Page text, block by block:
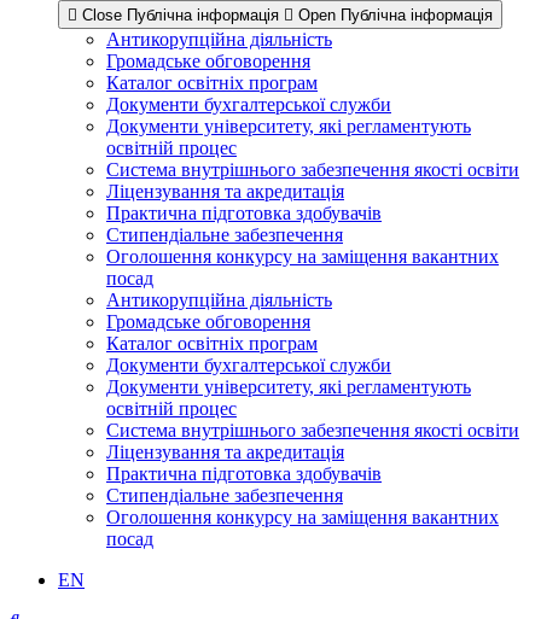
Close Публічна інформація Open Публічна інформація
Антикорупційна діяльність
Громадське обговорення
Каталог освітніх програм
Документи бухгалтерської служби
Документи університету, які регламентують
освітній процес
Система внутрішнього забезпечення якості освіти
Ліцензування та акредитація
Практична підготовка здобувачів
Стипендіальне забезпечення
Оголошення конкурсу на заміщення вакантних
посад
Антикорупційна діяльність
Громадське обговорення
Каталог освітніх програм
Документи бухгалтерської служби
Документи університету, які регламентують
освітній процес
Система внутрішнього забезпечення якості освіти
Ліцензування та акредитація
Практична підготовка здобувачів
Стипендіальне забезпечення
Оголошення конкурсу на заміщення вакантних
посад
EN